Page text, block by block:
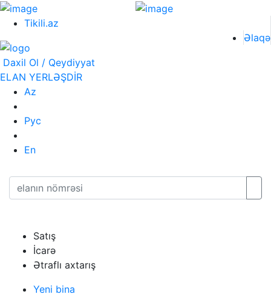
Tikili.az
Əlaqə
Daxil Ol / Qeydiyyat
ELAN YERLƏŞDİR
Az
Рус
En
Satış
İcarə
Ətraflı axtarış
Yeni bina